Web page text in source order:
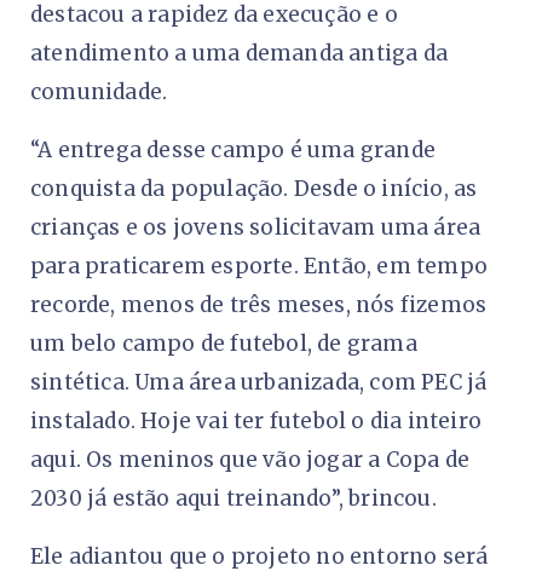
destacou a rapidez da execução e o
atendimento a uma demanda antiga da
comunidade.
“A entrega desse campo é uma grande
conquista da população. Desde o início, as
crianças e os jovens solicitavam uma área
para praticarem esporte. Então, em tempo
recorde, menos de três meses, nós fizemos
um belo campo de futebol, de grama
sintética. Uma área urbanizada, com PEC já
instalado. Hoje vai ter futebol o dia inteiro
aqui. Os meninos que vão jogar a Copa de
2030 já estão aqui treinando”, brincou.
Ele adiantou que o projeto no entorno será